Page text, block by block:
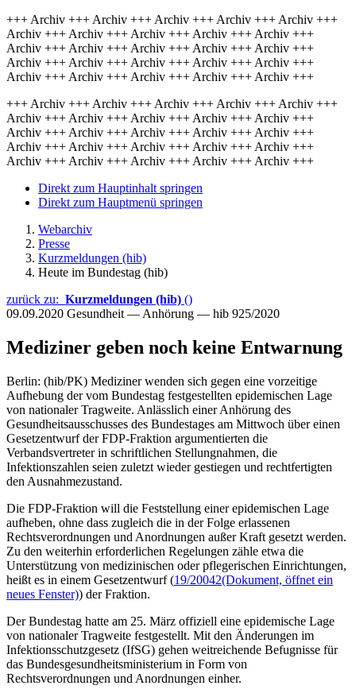
+++ Archiv +++ Archiv +++ Archiv +++ Archiv +++ Archiv +++
Archiv +++ Archiv +++ Archiv +++ Archiv +++ Archiv +++
Archiv +++ Archiv +++ Archiv +++ Archiv +++ Archiv +++
Archiv +++ Archiv +++ Archiv +++ Archiv +++ Archiv +++
Archiv +++ Archiv +++ Archiv +++ Archiv +++ Archiv +++
+++ Archiv +++ Archiv +++ Archiv +++ Archiv +++ Archiv +++
Archiv +++ Archiv +++ Archiv +++ Archiv +++ Archiv +++
Archiv +++ Archiv +++ Archiv +++ Archiv +++ Archiv +++
Archiv +++ Archiv +++ Archiv +++ Archiv +++ Archiv +++
Archiv +++ Archiv +++ Archiv +++ Archiv +++ Archiv +++
Direkt zum Hauptinhalt springen
Direkt zum Hauptmenü springen
Webarchiv
Presse
Kurzmeldungen (hib)
Heute im Bundestag (hib)
zurück zu: Kurzmeldungen (hib) ()
09.09.2020 Gesundheit — Anhörung — hib 925/2020
Mediziner geben noch keine Entwarnung
Berlin: (hib/PK) Mediziner wenden sich gegen eine vorzeitige
Aufhebung der vom Bundestag festgestellten epidemischen Lage
von nationaler Tragweite. Anlässlich einer Anhörung des
Gesundheitsausschusses des Bundestages am Mittwoch über einen
Gesetzentwurf der FDP-Fraktion argumentierten die
Verbandsvertreter in schriftlichen Stellungnahmen, die
Infektionszahlen seien zuletzt wieder gestiegen und rechtfertigten
den Ausnahmezustand.
Die FDP-Fraktion will die Feststellung einer epidemischen Lage
aufheben, ohne dass zugleich die in der Folge erlassenen
Rechtsverordnungen und Anordnungen außer Kraft gesetzt werden.
Zu den weiterhin erforderlichen Regelungen zähle etwa die
Unterstützung von medizinischen oder pflegerischen Einrichtungen,
heißt es in einem Gesetzentwurf (19/20042(Dokument, öffnet ein
neues Fenster)) der Fraktion.
Der Bundestag hatte am 25. März offiziell eine epidemische Lage
von nationaler Tragweite festgestellt. Mit den Änderungen im
Infektionsschutzgesetz (IfSG) gehen weitreichende Befugnisse für
das Bundesgesundheitsministerium in Form von
Rechtsverordnungen und Anordnungen einher.